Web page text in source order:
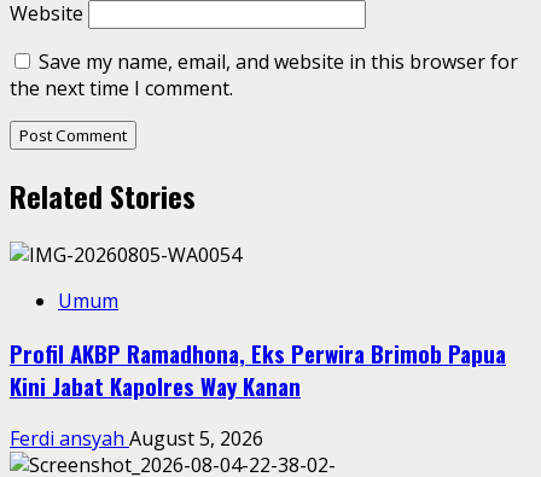
Website
Save my name, email, and website in this browser for
the next time I comment.
Related Stories
Umum
Profil AKBP Ramadhona, Eks Perwira Brimob Papua
Kini Jabat Kapolres Way Kanan
Ferdi ansyah August 5, 2026